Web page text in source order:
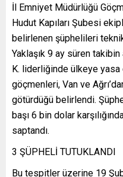
İl Emniyet Müdürlüğü
Hudut Kapıları Şubesi
belirlenen şüphelileri
Yaklaşık 9 ay süren
K. liderliğinde ülkeye yasa
göçmenleri, Van ve
götürdüğü belirlendi.
başı 6 bin dolar
saptandı.
3 ŞÜPHELİ TUTUKLANDI
Bu tespitler üzerine 19